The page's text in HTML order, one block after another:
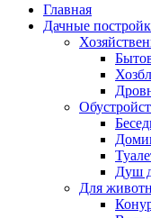
Главная
Дачные
Душ
Для